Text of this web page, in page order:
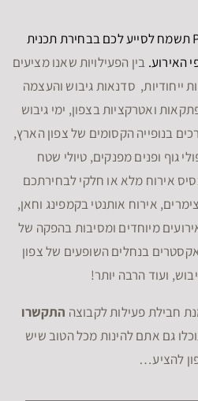
מחלקת ההפקה לצפון PRO תשמח לסייע לכם בבחירת תכנית
האירוע. בין הפעילויות שאנו מציעים
ייחודיות, סדנאות גיבוש והעצמה
ואטרקציות בצפון, ימי גיבוש
בנופייה הקסומים של צפון הארץ,
גוף ופנים מפנקים, טיולי שטח
אירוח מלא או חלקי לבחירתכם
אירוח אותנטי בקמפינג וחאן,
מיוחדים ומסיבות בהפקה של
בנחלים השופעים של צפון
ועוד הרבה יותר!
חבילת פעילות לקבוצה התקשרו
גם אתם להינות מכל הטוב שיש
להציע…